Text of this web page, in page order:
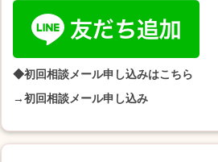
◆初回相談メール申し込みはこちら
→初回相談メール申し込み